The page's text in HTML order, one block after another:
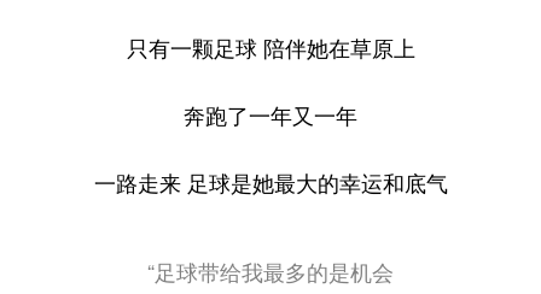
只有一颗足球 陪伴她在草原上
奔跑了一年又一年
一路走来 足球是她最大的幸运和底气
“足球带给我最多的是机会